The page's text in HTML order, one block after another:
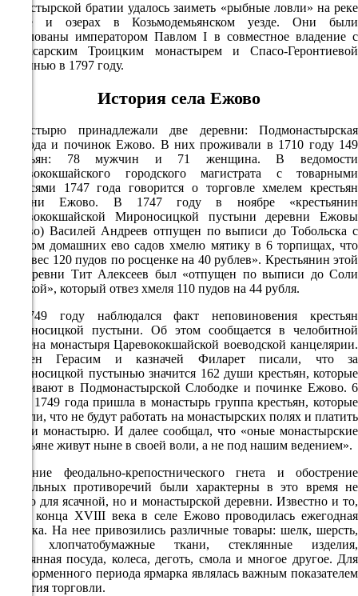
09.08
18:00
68%
2.6
322°
09.08
21:00
15.9°
761
74%
3.5
328°
10.08
00:00
761
59%
Монастырской братии удалось заиметь «рыбные ловли» на реке
Волге и озерах в Козьмодемьянском уезде. Они были
пожалованы императором Павлом I в совместное владение с
Чебоксарским Троицким монастырем и Спасо-Геронтиевой
пустынью в 1797 году.
История села Ежово
Монастырю принадлежали две деревни: Подмонастырская
Слобода и починок Ежово. В них проживали в 1710 году 149
крестьян: 78 мужчин и 71 женщина. В ведомости
Царевококшайского городского магистрата с товарными
выписями 1747 года говорится о торговле хмелем крестьян
деревни Ежово. В 1747 году в ноябре «крестьянин
Царевококшайской Мироносицкой пустыни деревни Ежовы
(Ежово) Василей Андреев отпущен по выписи до Тобольска с
товаром домашних ево садов хмелю мятику в 6 торпищах, что
на вывес 120 пудов по росценке на 40 рублев». Крестьянин этой
же деревни Тит Алексеев был «отпущен по выписи до Соли
Камской», который отвез хмеля 110 пудов на 44 рубля.
В 1749 году наблюдался факт неповиновения крестьян
Мироносицкой пустыни. Об этом сообщается в челобитной
игумена монастыря Царевококшайской воеводской канцелярии.
Игумен Герасим и казначей Филарет писали, что за
Мироносицкой пустынью значится 162 души крестьян, которые
проживают в Подмонастырской Слободке и починке Ежово. 6
июня 1749 года пришла в монастырь группа крестьян, которые
заявили, что не будут работать на монастырских полях и платить
подати монастырю. И далее сообщал, что «оные монастырские
крестьяне живут ныне в своей воли, а не под нашим ведением».
Усиление феодально-крепостнического гнета и обострение
социальных противоречий были характерны в это время не
только для ясачной, но и монастырской деревни. Известно и то,
что с конца XVIII века в селе Ежово проводилась ежегодная
ярмарка. На нее привозились различные товары: шелк, шерсть,
кожа, хлопчатобумажные ткани, стеклянные изделия,
деревянная посуда, колеса, деготь, смола и многое другое. Для
дореформенного периода ярмарка являлась важным показателем
развития торговли.